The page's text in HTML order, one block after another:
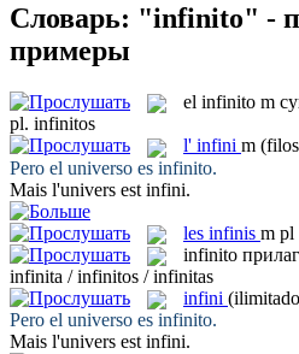
Словарь: "infinito" -
примеры
el infinito m
pl. infinitos
l' infini m
Pero el universo es infinito.
Mais l'univers est infini.
les infinis m pl
infinito
infinita / infinitos / infinitas
infini
Pero el universo es infinito.
Mais l'univers estinfini.